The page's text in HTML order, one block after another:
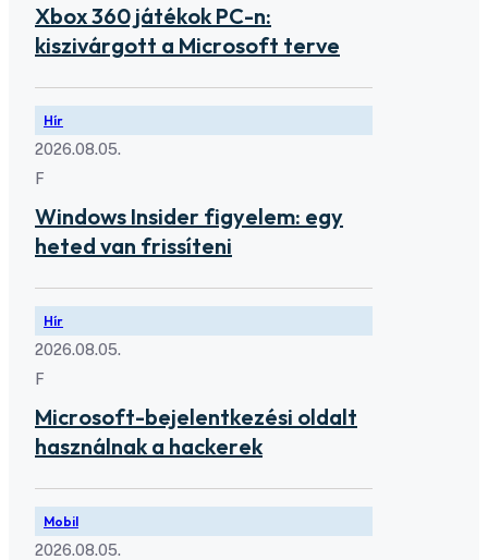
Xbox 360 játékok PC-n:
kiszivárgott a Microsoft terve
Hír
2026.08.05.
F
Windows Insider figyelem: egy
heted van frissíteni
Hír
2026.08.05.
F
Microsoft-bejelentkezési oldalt
használnak a hackerek
Mobil
2026.08.05.